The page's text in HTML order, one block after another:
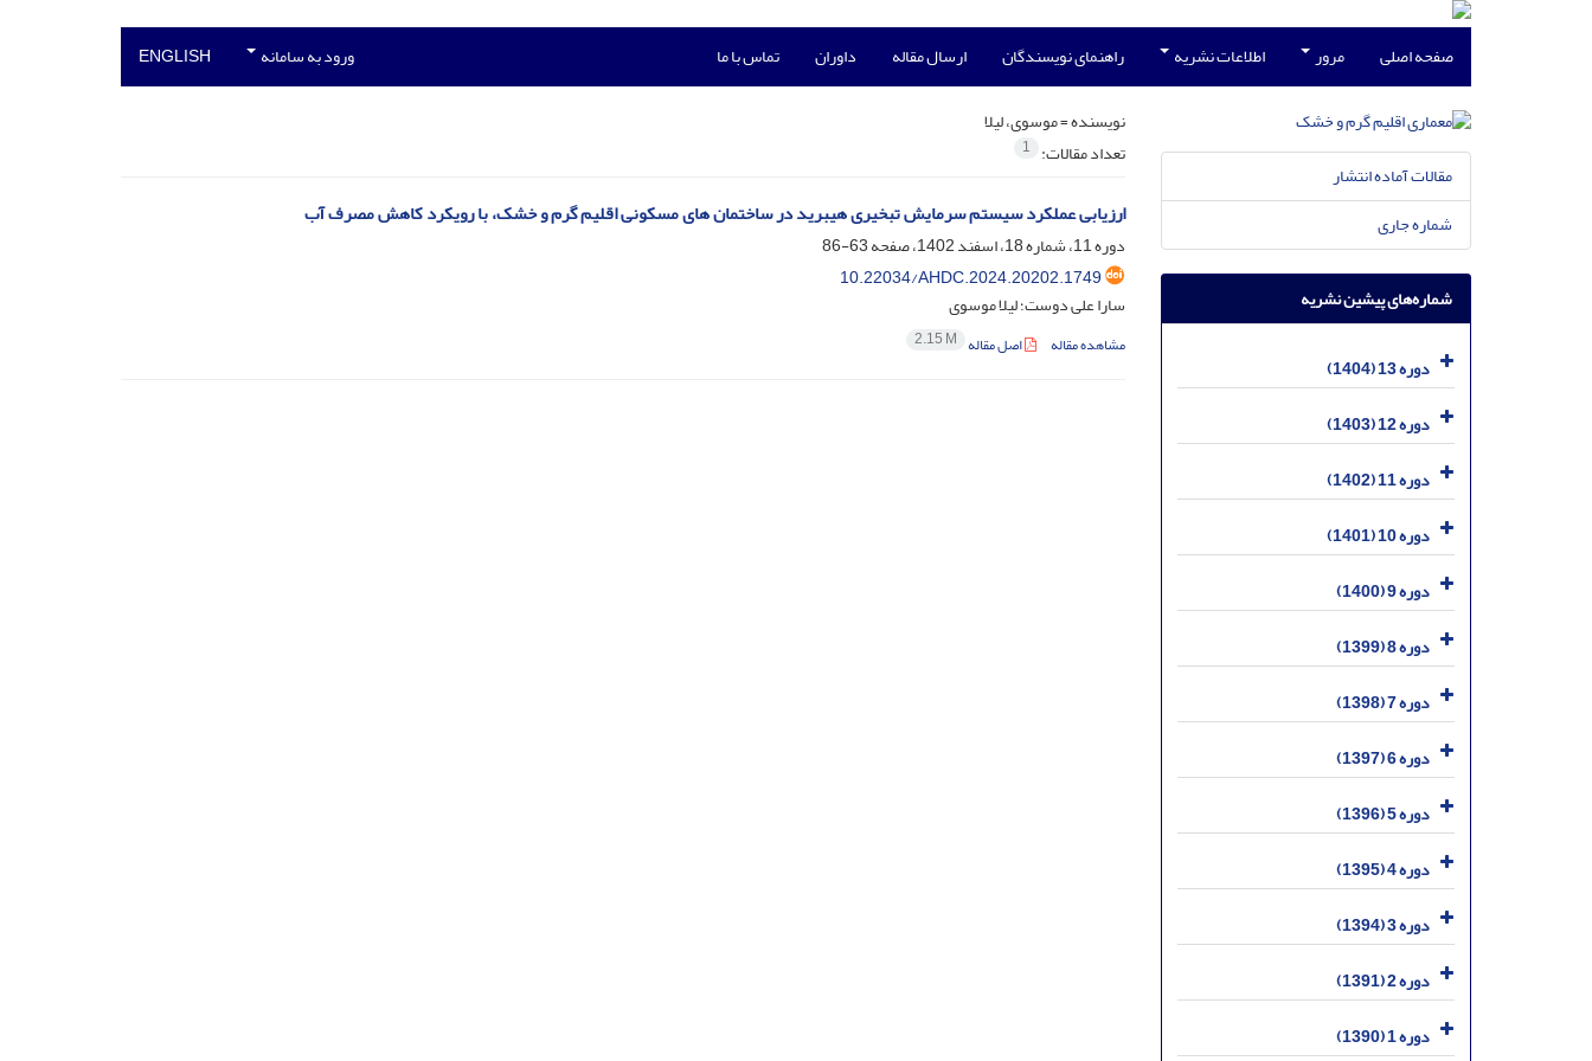
صفحه اصلی مرور اطلاعات نشریه راهنمای نویسندگان ارسال مقاله داوران تماس با ما ورود به سامانه ENGLISH
نویسنده =موسوی، لیلا
تعداد مقالات: 1
ارزیابی عملکرد سیستم سرمایش تبخیری هیبرید در ساختمان های مسکونی اقلیم گرم و خشک، با رویکرد کاهش مصرف آب
دوره 11، شماره 18، اسفند 1402، صفحه
63-86
10.22034/AHDC.2024.20202.1749
سارا علی دوست؛ لیلا موسوی
مشاهده مقاله اصل مقاله 2.15 M
مقالات آماده انتشار
شماره جاری
شماره‌های پیشین نشریه
دوره 13 (1404)
دوره 12 (1403)
دوره 11 (1402)
دوره 10 (1401)
دوره 9 (1400)
دوره 8 (1399)
دوره 7 (1398)
دوره 6 (1397)
دوره 5 (1396)
دوره 4 (1395)
دوره 3 (1394)
دوره 2 (1391)
دوره 1 (1390)